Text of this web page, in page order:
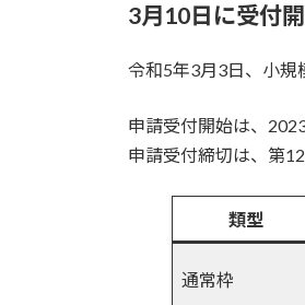
:
3月10日に受付
令和5年3月3日、小規
申請受付開始は、
申請受付締切は、第
類型
通常枠